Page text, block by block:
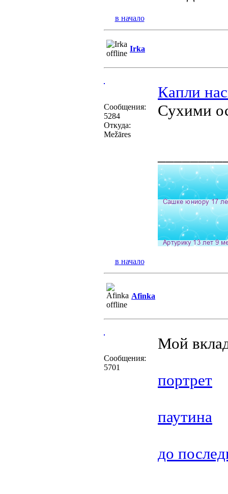
в начало
Irka
Сообщения:
5284
Откуда:
Mežāres
Капли
Сухими
в начало
Afinka
Сообщения:
5701
Мой
портрет
паутина
до